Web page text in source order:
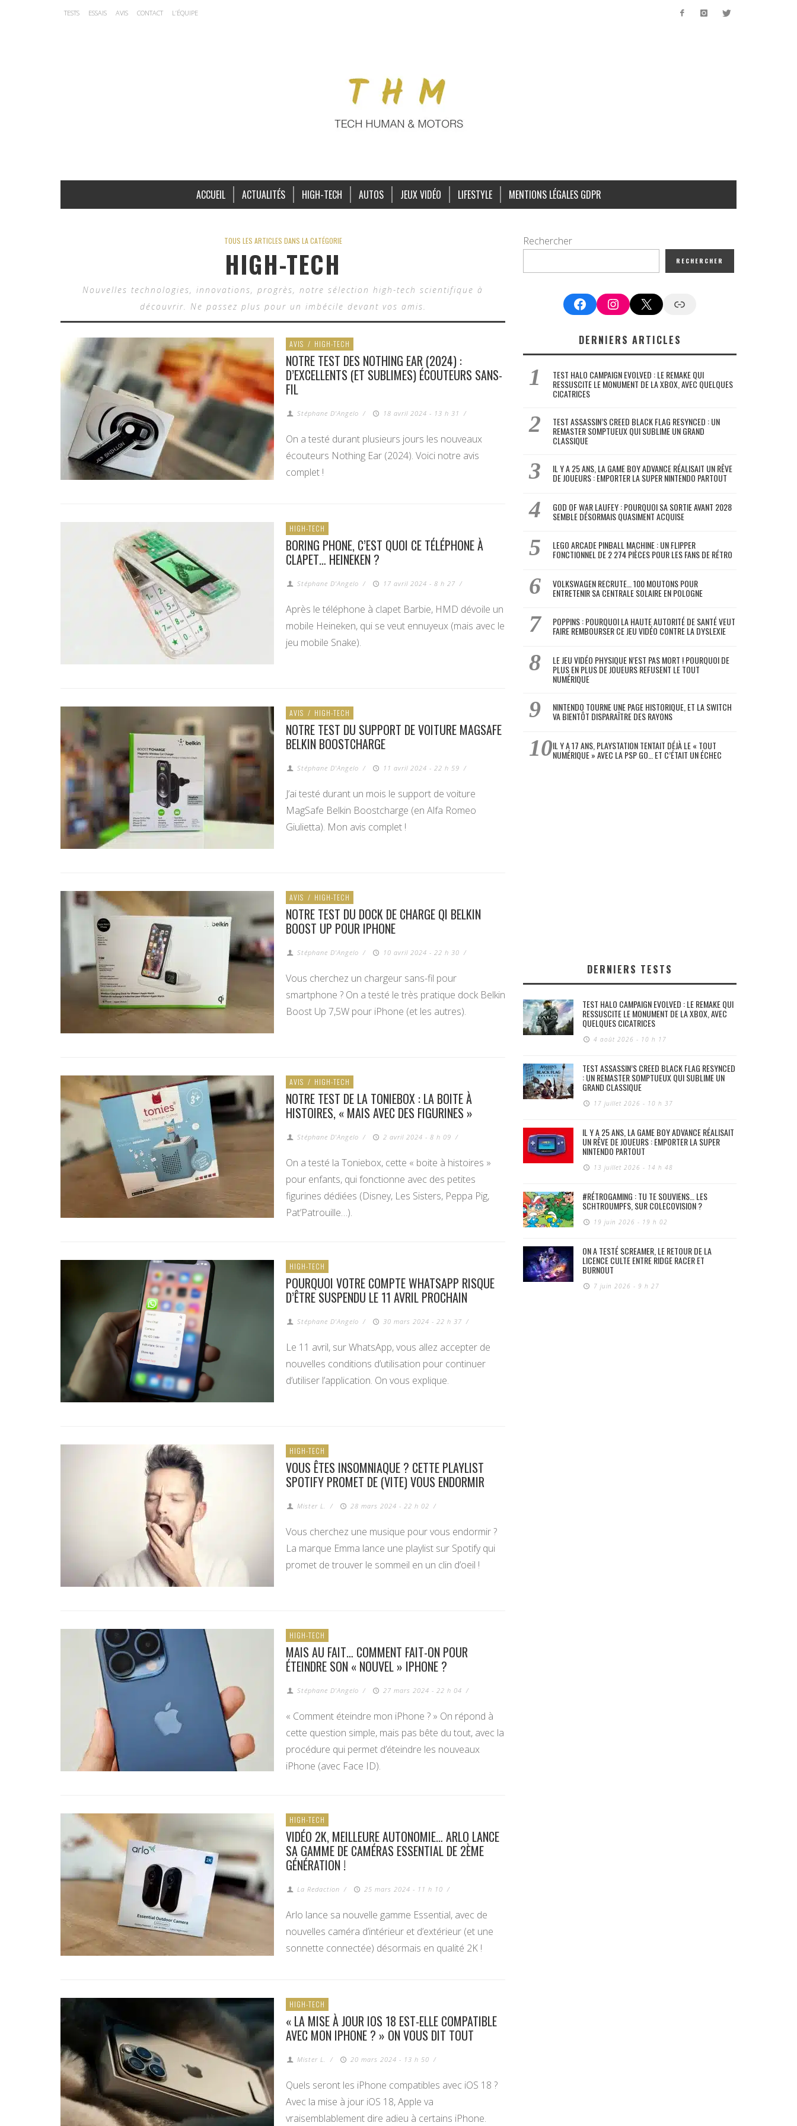
TESTS ESSAIS AVIS CONTACT L’ÉQUIPE
ACCUEIL ACTUALITÉS HIGH-TECH AUTOS JEUX VIDÉO LIFESTYLE MENTIONS LÉGALES GDPR
TOUS LES ARTICLES DANS LA CATÉGORIE
HIGH-TECH
Nouvelles technologies, innovations, progrès, notre sélection high-tech scientifique à
découvrir. Ne passez plus pour un imbécile devant vos amis.
AVIS / HIGH-TECH
NOTRE TEST DES NOTHING EAR (2024) :
D’EXCELLENTS (ET SUBLIMES) ÉCOUTEURS SANS-
FIL
Stéphane D'Angelo / 18 avril 2024 - 13 h 31 /
On a testé durant plusieurs jours les nouveaux
écouteurs Nothing Ear (2024). Voici notre avis
complet !
HIGH-TECH
BORING PHONE, C’EST QUOI CE TÉLÉPHONE À
CLAPET… HEINEKEN ?
Stéphane D'Angelo / 17 avril 2024 - 8 h 27 /
Après le téléphone à clapet Barbie, HMD dévoile un
mobile Heineken, qui se veut ennuyeux (mais avec le
jeu mobile Snake).
AVIS / HIGH-TECH
NOTRE TEST DU SUPPORT DE VOITURE MAGSAFE
BELKIN BOOSTCHARGE
Stéphane D'Angelo / 11 avril 2024 - 22 h 59 /
J’ai testé durant un mois le support de voiture
MagSafe Belkin Boostcharge (en Alfa Romeo
Giulietta). Mon avis complet !
AVIS / HIGH-TECH
NOTRE TEST DU DOCK DE CHARGE QI BELKIN
BOOST UP POUR IPHONE
Stéphane D'Angelo / 10 avril 2024 - 22 h 30 /
Vous cherchez un chargeur sans-fil pour
smartphone ? On a testé le très pratique dock Belkin
Boost Up 7,5W pour iPhone (et les autres).
AVIS / HIGH-TECH
NOTRE TEST DE LA TONIEBOX : LA BOITE À
HISTOIRES, « MAIS AVEC DES FIGURINES »
Stéphane D'Angelo / 2 avril 2024 - 8 h 09 /
On a testé la Toniebox, cette « boite à histoires »
pour enfants, qui fonctionne avec des petites
figurines dédiées (Disney, Les Sisters, Peppa Pig,
Pat’Patrouille…).
HIGH-TECH
POURQUOI VOTRE COMPTE WHATSAPP RISQUE
D’ÊTRE SUSPENDU LE 11 AVRIL PROCHAIN
Stéphane D'Angelo / 30 mars 2024 - 22 h 37 /
Le 11 avril, sur WhatsApp, vous allez accepter de
nouvelles conditions d’utilisation pour continuer
d’utiliser l’application. On vous explique.
HIGH-TECH
VOUS ÊTES INSOMNIAQUE ? CETTE PLAYLIST
SPOTIFY PROMET DE (VITE) VOUS ENDORMIR
Mister L. / 28 mars 2024 - 22 h 02 /
Vous cherchez une musique pour vous endormir ?
La marque Emma lance une playlist sur Spotify qui
promet de trouver le sommeil en un clin d’oeil !
HIGH-TECH
MAIS AU FAIT… COMMENT FAIT-ON POUR
ÉTEINDRE SON « NOUVEL » IPHONE ?
Stéphane D'Angelo / 27 mars 2024 - 22 h 04 /
« Comment éteindre mon iPhone ? » On répond à
cette question simple, mais pas bête du tout, avec la
procédure qui permet d’éteindre les nouveaux
iPhone (avec Face ID).
HIGH-TECH
VIDÉO 2K, MEILLEURE AUTONOMIE… ARLO LANCE
SA GAMME DE CAMÉRAS ESSENTIAL DE 2ÈME
GÉNÉRATION !
La Redaction / 25 mars 2024 - 11 h 10 /
Arlo lance sa nouvelle gamme Essential, avec de
nouvelles caméra d’intérieur et d’extérieur (et une
sonnette connectée) désormais en qualité 2K !
HIGH-TECH
« LA MISE À JOUR IOS 18 EST-ELLE COMPATIBLE
AVEC MON IPHONE ? » ON VOUS DIT TOUT
Mister L. / 20 mars 2024 - 13 h 50 /
Quels seront les iPhone compatibles avec iOS 18 ?
Avec la mise à jour iOS 18, Apple va
vraisemblablement dire adieu à certains iPhone.
Rechercher
RECHERCHER
FacebookInstagram
X Google News
DERNIERS ARTICLES
TEST HALO CAMPAIGN EVOLVED : LE REMAKE QUI
RESSUSCITE LE MONUMENT DE LA XBOX, AVEC QUELQUES
CICATRICES
TEST ASSASSIN’S CREED BLACK FLAG RESYNCED : UN
REMASTER SOMPTUEUX QUI SUBLIME UN GRAND
CLASSIQUE
IL Y A 25 ANS, LA GAME BOY ADVANCE RÉALISAIT UN RÊVE
DE JOUEURS : EMPORTER LA SUPER NINTENDO PARTOUT
GOD OF WAR LAUFEY : POURQUOI SA SORTIE AVANT 2028
SEMBLE DÉSORMAIS QUASIMENT ACQUISE
LEGO ARCADE PINBALL MACHINE : UN FLIPPER
FONCTIONNEL DE 2 274 PIÈCES POUR LES FANS DE RÉTRO
VOLKSWAGEN RECRUTE… 100 MOUTONS POUR
ENTRETENIR SA CENTRALE SOLAIRE EN POLOGNE
POPPINS : POURQUOI LA HAUTE AUTORITÉ DE SANTÉ VEUT
FAIRE REMBOURSER CE JEU VIDÉO CONTRE LA DYSLEXIE
LE JEU VIDÉO PHYSIQUE N’EST PAS MORT ! POURQUOI DE
PLUS EN PLUS DE JOUEURS REFUSENT LE TOUT
NUMÉRIQUE
NINTENDO TOURNE UNE PAGE HISTORIQUE, ET LA SWITCH
VA BIENTÔT DISPARAÎTRE DES RAYONS
IL Y A 17 ANS, PLAYSTATION TENTAIT DÉJÀ LE « TOUT
NUMÉRIQUE » AVEC LA PSP GO… ET C’ÉTAIT UN ÉCHEC
DERNIERS TESTS
TEST HALO CAMPAIGN EVOLVED : LE REMAKE QUI
RESSUSCITE LE MONUMENT DE LA XBOX, AVEC
QUELQUES CICATRICES
4 août 2026 - 10 h 17
TEST ASSASSIN’S CREED BLACK FLAG RESYNCED
: UN REMASTER SOMPTUEUX QUI SUBLIME UN
GRAND CLASSIQUE
17 juillet 2026 - 10 h 37
IL Y A 25 ANS, LA GAME BOY ADVANCE RÉALISAIT
UN RÊVE DE JOUEURS : EMPORTER LA SUPER
NINTENDO PARTOUT
13 juillet 2026 - 14 h 48
#RÉTROGAMING : TU TE SOUVIENS… LES
SCHTROUMPFS, SUR COLECOVISION ?
19 juin 2026 - 19 h 02
ON A TESTÉ SCREAMER, LE RETOUR DE LA
LICENCE CULTE ENTRE RIDGE RACER ET
BURNOUT
7 juin 2026 - 9 h 27